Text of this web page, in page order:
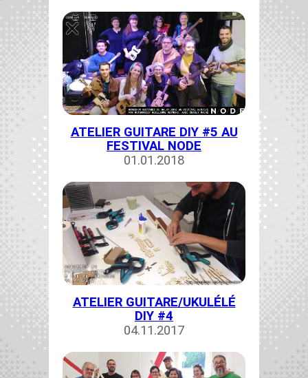
ATELIER GUITARE DIY #5 AU
FESTIVAL NODE
01.01.2018
ATELIER GUITARE/UKULÉLÉ
DIY #4
04.11.2017